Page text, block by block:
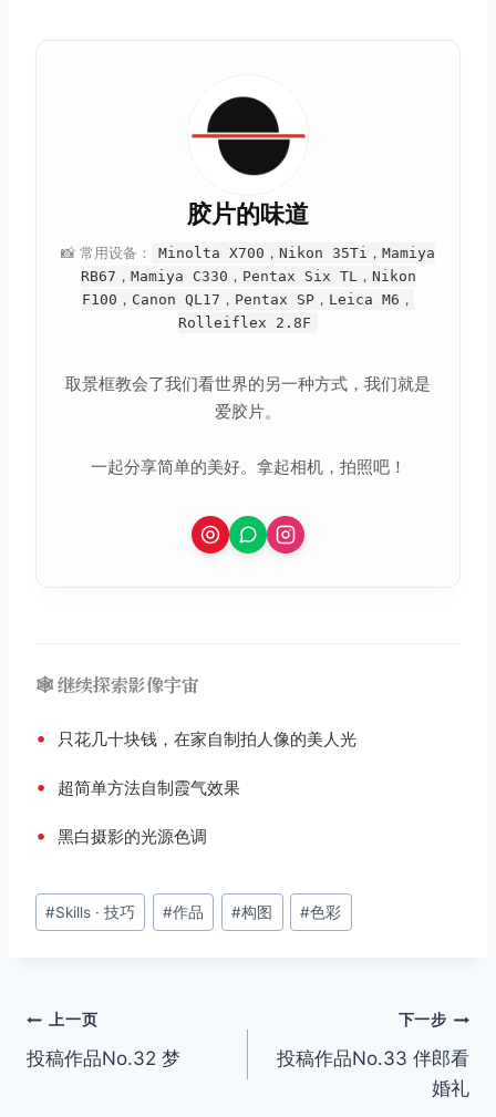
胶片的味道
📸 常用设备：
Minolta X700，Nikon 35Ti，Mamiya
RB67，Mamiya C330，Pentax Six TL，Nikon
F100，Canon QL17，Pentax SP，Leica M6，
Rolleiflex 2.8F
取景框教会了我们看世界的另一种方式，我们就是
爱胶片。
一起分享简单的美好。拿起相机，拍照吧！
🕸️ 继续探索影像宇宙
• 只花几十块钱，在家自制拍人像的美人光
• 超简单方法自制霞气效果
• 黑白摄影的光源色调
文
章
#Skills · 技巧 #作品 #构图 #色彩
文
章
上一页
投稿作品No.32 梦
下一步
投稿作品No.33 伴郎看
婚礼